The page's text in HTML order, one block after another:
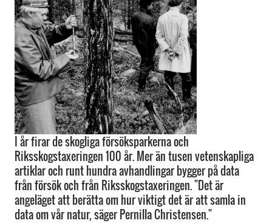
I år firar de skogliga försöksparkerna och
Riksskogstaxeringen 100 år. Mer än tusen vetenskapliga
artiklar och runt hundra avhandlingar bygger på data
från försök och från Riksskogstaxeringen. "Det är
angeläget att berätta om hur viktigt det är att samla in
data om vår natur, säger Pernilla Christensen."